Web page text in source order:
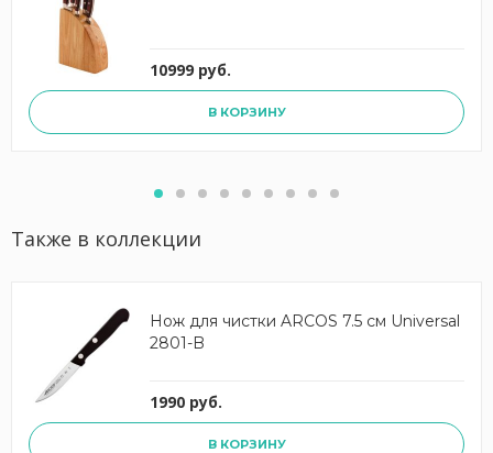
10999 руб.
В КОРЗИНУ
Также в коллекции
Нож для чистки ARCOS 7.5 см Universal
2801-B
1990 руб.
В КОРЗИНУ